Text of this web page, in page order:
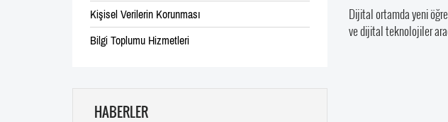
Kişisel Verilerin Korunması
Bilgi Toplumu Hizmetleri
HABERLER
Dijital ortamda yeni
ve dijital teknolojiler